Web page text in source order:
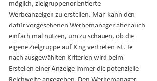
möglich, zielgruppenorientierte
Werbeanzeigen zu erstellen. Man kann den
dafür vorgesehenen Werbemanager aber auch
einfach mal nutzen, um zu schauen, ob die
eigene Zielgruppe auf Xing vertreten ist. Je
nach ausgewählten Kriterien wird beim
Erstellen einer Anzeige immer die potenzielle